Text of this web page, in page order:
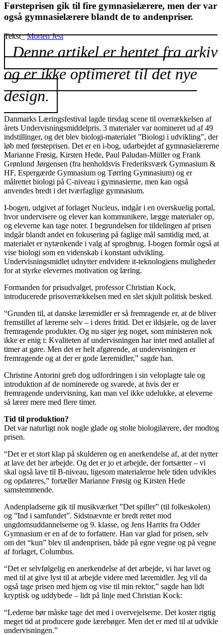
Førsteprisen gik til fire gymnasielærere, men der var
også gymnasielærere blandt de to andenpriser.
Tekst_Morten Jest
Denne artikel er hentet fra arkiv
og er ikke optimeret til det nye
design.
Danmarks Læringsfestival lagde tirsdag scene til overrækkelsen af
årets Undervisningsmiddelpris. 3 materialer var nomineret ud af 49
indstillinger, og det blev biologi-materialet ”Biologi i udvikling”, der
løb med førsteprisen. Det er en i-bog, udarbejdet af gymnasielærerne
Marianne Frøsig, Kirsten Hede, Paul Paludan-Müller og Frank
Grønlund Jørgensen (fra henholdsvis Frederiksværk Gymnasium &
HF, Espergærde Gymnasium og Tørring Gymnasium) og er
målrettet biologi på C-niveau i gymnasierne, men kan også
anvendes bredt i det tværfaglige gymnasium.
I-bogen, udgivet af forlaget Nucleus, indgår i en overskuelig portal,
hvor undervisere og elever kan kommunikere, lægge materialer op,
og eleverne kan tage noter. I begrundelsen for tildelingen af prisen
indgår blandt andet en fokusering på faglige mål samtidig med, at
materialet er nytænkende i valg af sprogbrug. I-bogen formår også at
vise biologi som en videnskab i konstant udvikling.
Undervisningsmidlet udnytter endvidere it-teknologiens muligheder
for at styrke elevernes motivation og læring.
Formanden for prisudvalget, professor Christian Kock,
introducerede prisoverrækkelsen med en slet skjult politisk besked.
“Grunden til, at danske læremidler er så fremragende er, at de bliver
fremstillet af lærerne selv – i deres fritid. Det er ildsjæle, og de laver
fremragende produkter. Og nu siger jeg noget, som ministeren nok
ikke er enig i: Kvaliteten af undervisningen har intet med antallet af
timer at gøre. Men det er helt afgørende, at undervisningen er
fremragende og at der er gode læremidler,” sagde han.
Christine Antorini greb dog udfordringen i sin veloplagte tale og
introduktion af de nominerede og svarede, at hvis der er
fremragende undervisning, kan man vel ikke udelukke, at eleverne
så lærer mere med flere timer.
Tid til produktion?
Det var naturligt nok nogle glade og stolte biologilærere, der modtog
prisen.
“Det er et stort klap på skulderen og en anerkendelse af, at det nytter
at lave det her arbejde. Og det er jo et arbejde, der fortsætter – vi
skal også lave til B-niveau, ligesom materialerne hele tiden udvikles
og opdateres,” fortæller Marianne Frøsig og Kirsten Hede
samstemmende.
Andenpladserne gik til musikværket ”Det spiller” (til folkeskolen)
og ”Ind i samfundet”. Sidstnævnte er bredt rettet mod
ungdomsuddannelserne og 9. klasse, og Jens Harrits fra Odder
Gymnasium er en af de to forfattere. Han var glad for prisen, selv
om det “kun” blev til andenprisen, både på egne vegne og på vegne
af forlaget, Columbus.
“Det er selvfølgelig en anerkendelse af det arbejde, vi har lavet og
med til at give lyst til at arbejde videre med læremidler. Jeg vil da
også tage prisen med hjem og vise til min rektor,” sagde han lidt
kryptisk og uddybede – lidt på linje med Christian Kock:
“Lederne bør måske tage det med i overvejelserne. Det koster rigtig
meget tid at producere gode lærebøger. Men det er med til at udvikle
undervisningen.”